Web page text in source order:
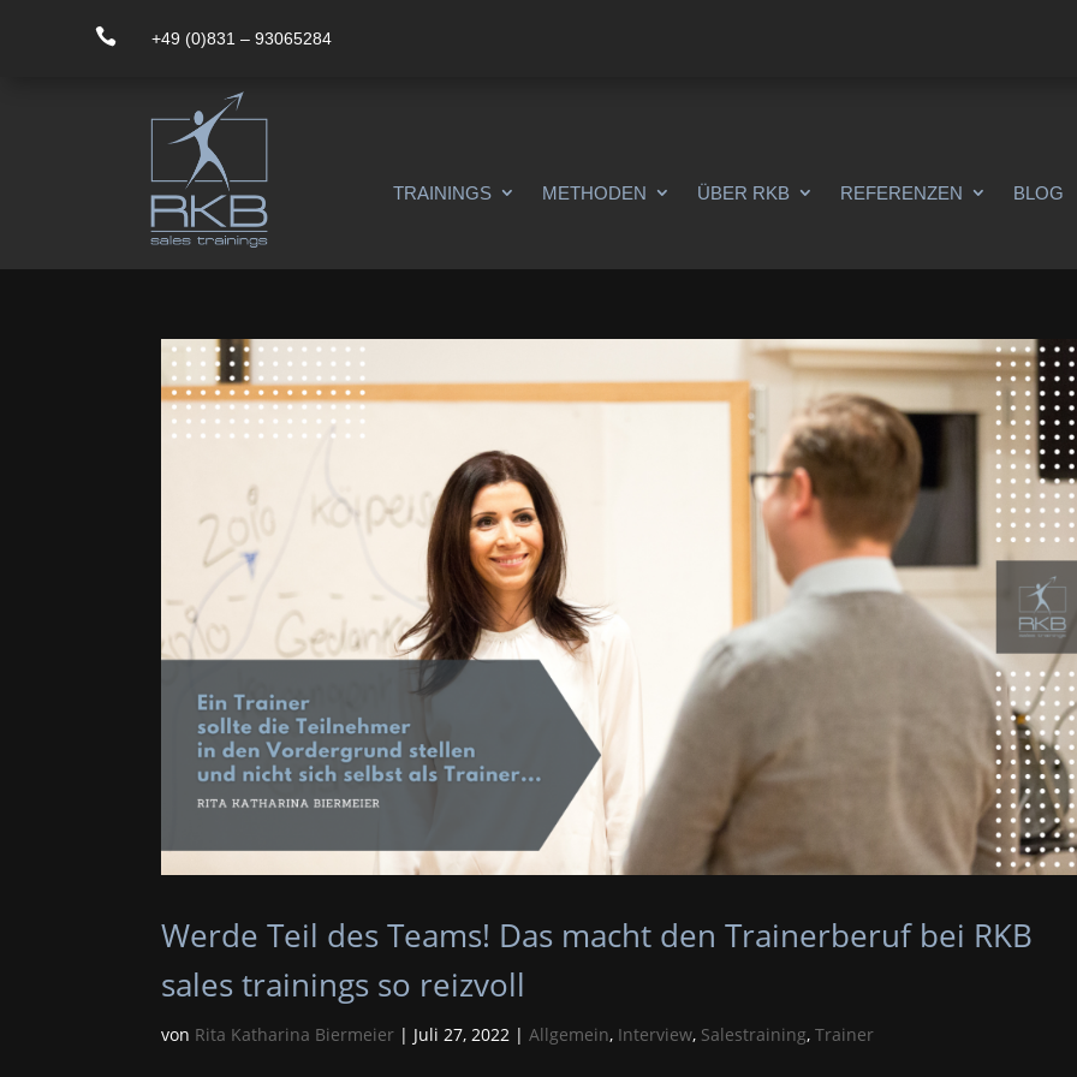
 +49 (0)831 – 93065284
TRAININGS METHODEN ÜBER RKB REFERENZEN BLOG
Werde Teil des Teams! Das macht den Trainerberuf bei RKB
sales trainings so reizvoll
von Rita Katharina Biermeier | Juli 27, 2022 |Allgemein, Interview, Salestraining,Trainer